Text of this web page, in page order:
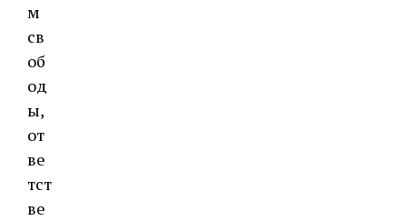
м
св
об
од
ы,
от
ве
тст
ве